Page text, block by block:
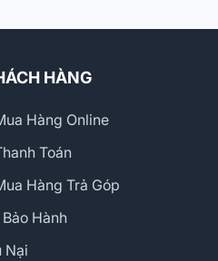
HÀNG
Hàng Online
Toán
Hàng Trả Góp
Hành
Nại